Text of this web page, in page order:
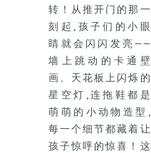
转！从推开门的那一
刻起,孩子们的小眼
睛就会闪闪发亮——
墙上跳动的卡通壁
画、天花板上闪烁的
星空灯,连拖鞋都是
萌萌的小动物造型,
每一个细节都藏着让
孩子惊呼的惊喜！这